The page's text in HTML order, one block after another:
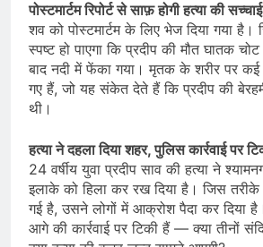
पोस्टमार्टम रिपोर्ट से साफ़ होगी हत्या की सच्चाई
शव को पोस्टमार्टम के लिए भेज दिया गया है।
स्पष्ट हो पाएगा कि प्रदीप की मौत घातक
बाद नदी में फेंका गया। मृतक के शरीर पर कई
गए हैं, जो यह संकेत देते हैं कि प्रदीप की
थी।
हत्या ने दहला दिया शहर, पुलिस कार्रवाई पर
24 वर्षीय युवा प्रदीप साव की हत्या ने
इलाके को हिला कर रख दिया है। जिस
गई है, उसने लोगों में आक्रोश पैदा कर दिया
आगे की कार्रवाई पर टिकी हैं — क्या तीनों